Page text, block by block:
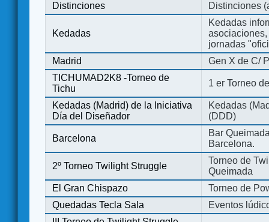
Distinciones
Distinciones
Kedadas
Kedadas
jornadas
Madrid
Gen X de C/
TICHUMAD2K8 -Torneo de
Tichu
1 er Torneo
Kedadas (Madrid) de la Iniciativa
Día del Diseñador
Kedadas
(DDD)
Barcelona
Bar
Barcelona.
2º Torneo Twilight Struggle
Torneo de
Queimada
El Gran Chispazo
Torneo de
Quedadas Tecla Sala
Eventos